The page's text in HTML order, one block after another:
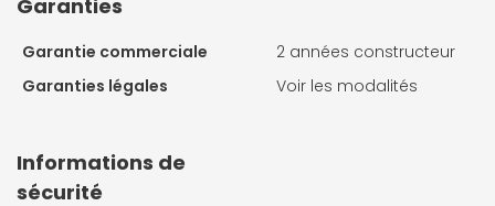
Garanties
Garantie commerciale
2 années constructeur
Garanties légales
Voir les modalités
Informations de
sécurité